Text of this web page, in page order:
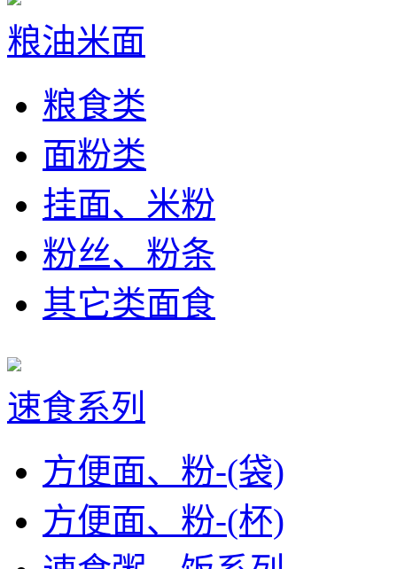
粮油米面
粮食类
面粉类
挂面、米粉
粉丝、粉条
其它类面食
速食系列
方便面、粉-(袋)
方便面、粉-(杯)